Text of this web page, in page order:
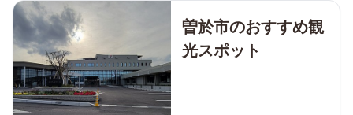
曽於市のおすすめ観
光スポット